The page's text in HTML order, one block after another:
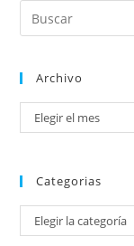
Archivo
Elegir el mes
Categorias
Elegir la categoría